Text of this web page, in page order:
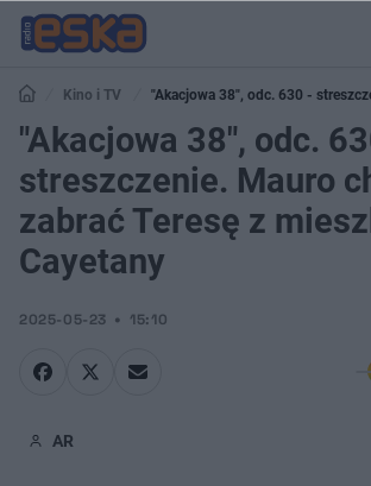
Kino i TV
"Akacjowa 38", odc. 630 -
Teresę z mieszkania Cayetany
"Akacjowa 38", odc.
streszczenie. Mauro
zabrać Teresę z
Cayetany
2025-05-23 15:10
AR